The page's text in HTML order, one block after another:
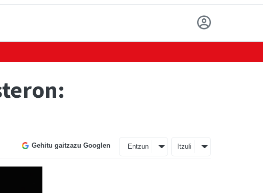
Gehitu gaitzazu Googlen Entzun Itzuli